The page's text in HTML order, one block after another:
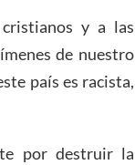
y a las
de nuestro
país es racista,
por destruir la